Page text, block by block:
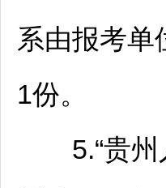
系由报考单
1份。
5.“贵州人